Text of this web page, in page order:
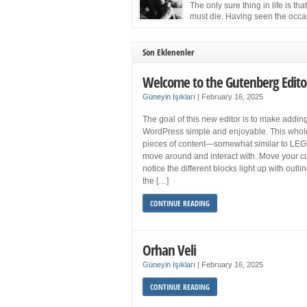
and still feel fatigued when your […]
The only sure thing in life is that
must die. Having seen the
the Cuban Revolution would succumb to that
Son Eklenenler
Welcome to the Gutenberg
Güneyin Işıkları February 16, 2025
The goal of this new editor is to make
WordPress simple and enjoyable. This
pieces of content—somewhat similar to
move around and interact with. Move your
notice the different blocks light up with
the […]
CONTINUE READING
Orhan Veli
Güneyin Işıkları February 16, 2025
CONTINUE READING